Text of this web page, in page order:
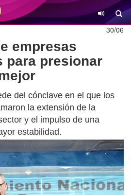
30/06
empresas
para presionar
del cónclave en el que los
la extensión de la
y el impulso de una
estabilidad.